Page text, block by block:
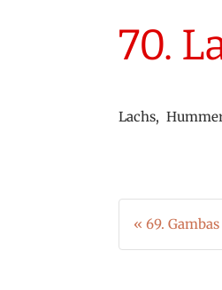
70.
Lachs,
« 69. Gambas